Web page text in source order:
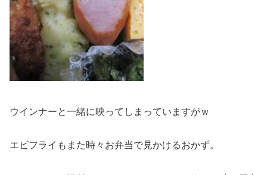
ウインナーと一緒に映ってしまっていますがｗ
エビフライもまた時々お弁当で見かけるおかず。